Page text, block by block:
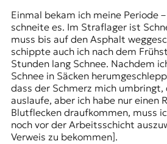
Einmal bekam ich meine Periode
schneite es. Im Straflager ist
muss bis auf den Asphalt
schippte auch ich nach dem
Stunden lang Schnee. Nachdem
Schnee in Säcken
dass der Schmerz mich umbringt,
auslaufe, aber ich habe nur einen
Blutflecken draufkommen, muss
noch vor der Arbeitsschicht
Verweis zu bekommen].